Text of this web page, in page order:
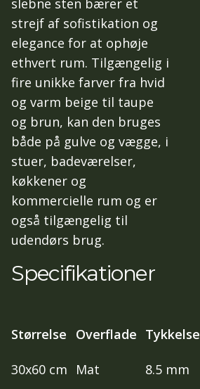
slebne sten bærer et
strejf af sofistikation og
elegance for at ophøje
ethvert rum. Tilgængelig i
fire unikke farver fra hvid
og varm beige til taupe
og brun, kan den bruges
både på gulve og vægge, i
stuer, badeværelser,
køkkener og
kommercielle rum og er
også tilgængelig til
udendørs brug.
Specifikationer
Størrelse Overflade Tykkelse
30x60 cm Mat 8.5 mm